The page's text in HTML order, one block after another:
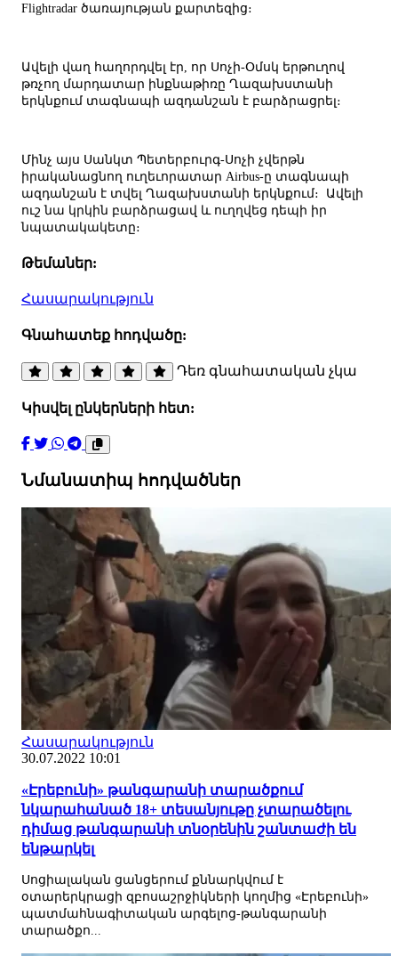
Flightradar ծառայության քարտեզից։
Ավելի վաղ հաղորդվել էր, որ Սոչի-Օմսկ երթուղով
թռչող մարդատար ինքնաթիռը Ղազախստանի
երկնքում տագնապի ազդանշան է բարձրացրել։
Մինչ այս Սանկտ Պետերբուրգ-Սոչի չվերթն
իրականացնող ուղեւորատար Airbus-ը տագնապի
ազդանշան է տվել Ղազախստանի երկնքում։ Ավելի
ուշ նա կրկին բարձրացավ և ուղղվեց դեպի իր
նպատակակետը։
Թեմաներ:
Հասարակություն
Գնահատեք հոդվածը:
Դեռ գնահատական չկա
Կիսվել ընկերների հետ:
Նմանատիպ հոդվածներ
Հասարակություն
30.07.2022 10:01
«Էրեբունի» թանգարանի տարածքում
նկարահանած 18+ տեսանյութը չտարածելու
դիմաց թանգարանի տնօրենին շանտաժի են
ենթարկել
Սոցիալական ցանցերում քննարկվում է
օտարերկրացի զբոսաշրջիկների կողմից «Էրեբունի»
պատմահնագիտական արգելոց-թանգարանի
տարածքո...